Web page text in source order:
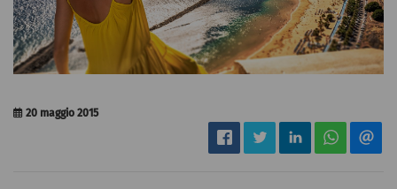
20 maggio 2015